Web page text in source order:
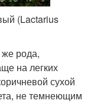
(Lactarius
рода,
на легких
сухой
не темнеющим